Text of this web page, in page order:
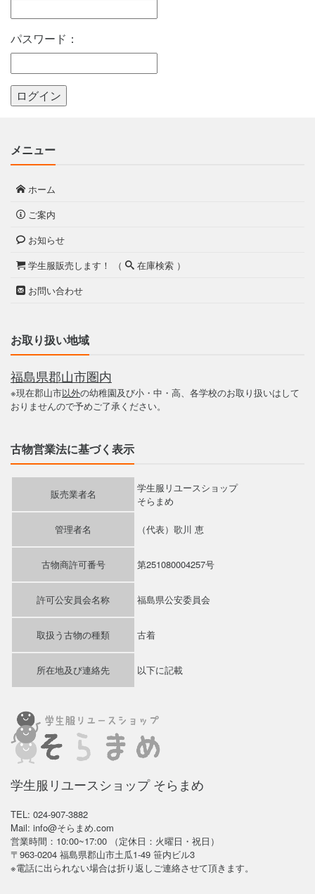
パスワード：
メニュー
ホーム
ご案内
お知らせ
学生服販売します！ （
在庫検索 ）
お問い合わせ
お取り扱い地域
福島県郡山市圏内
※現在郡山市以外の幼稚園及び小・中・高、各学校のお取り扱いはして
おりませんので予めご了承ください。
古物営業法に基づく表示
販売業者名
学生服リユースショップ
そらまめ
管理者名 （代表）歌川 恵
古物商許可番号 第251080004257号
許可公安員会名称 福島県公安委員会
取扱う古物の種類 古着
所在地及び連絡先 以下に記載
学生服リユースショップ そらまめ
TEL: 024-907-3882
Mail: info@そらまめ.com
営業時間：10:00~17:00 （定休日：火曜日・祝日）
〒963-0204 福島県郡山市土瓜1-49 笹内ビル3
※電話に出られない場合は折り返しご連絡させて頂きます。